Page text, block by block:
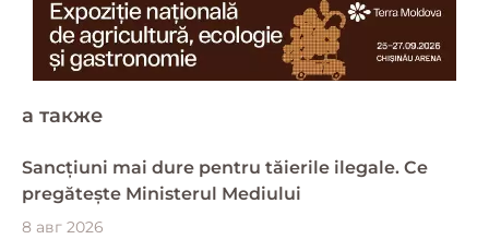
a также
Sancțiuni mai dure pentru tăierile ilegale. Ce
pregătește Ministerul Mediului
8 авг 2026